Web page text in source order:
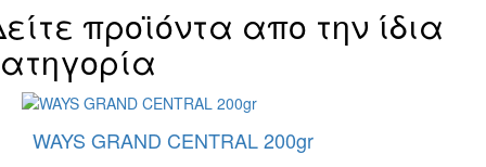
προϊόντα απο την ίδια
WAYS GRAND CENTRAL 200gr